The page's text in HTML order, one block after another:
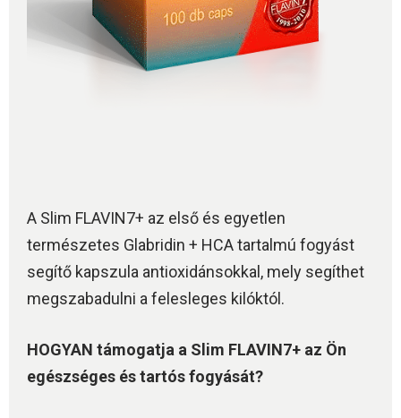
A Slim FLAVIN7+ az első és egyetlen
természetes Glabridin + HCA tartalmú fogyást
segítő kapszula antioxidánsokkal, mely segíthet
megszabadulni a felesleges kilóktól.
HOGYAN támogatja a Slim FLAVIN7+ az Ön
egészséges és tartós fogyását?